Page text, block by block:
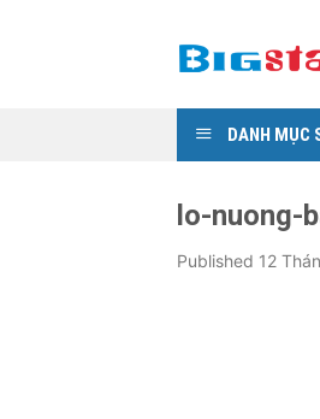
DANH MỤC
lo-nuong-
Published 12